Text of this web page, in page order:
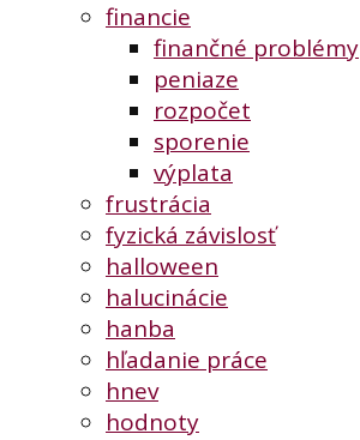
financie
finančné problémy
peniaze
rozpočet
sporenie
výplata
frustrácia
fyzická závislosť
halloween
halucinácie
hanba
hľadanie práce
hnev
hodnoty